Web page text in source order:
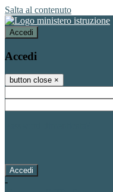
Salta al contenuto
Accedi
Accedi
button close ×
-